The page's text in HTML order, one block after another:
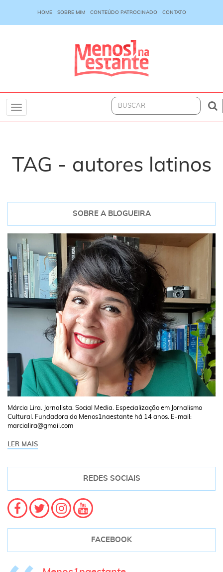
HOME SOBRE MIM CONTEÚDO PATROCINADO CONTATO
Toggle
TAG - autores latinos
SOBRE A BLOGUEIRA
Márcia Lira. Jornalista. Social Media. Especialização em Jornalismo
Cultural. Fundadora do Menos1naestante há 14 anos. E-mail:
marcialira@gmail.com
LER MAIS
REDES SOCIAIS
FACEBOOK